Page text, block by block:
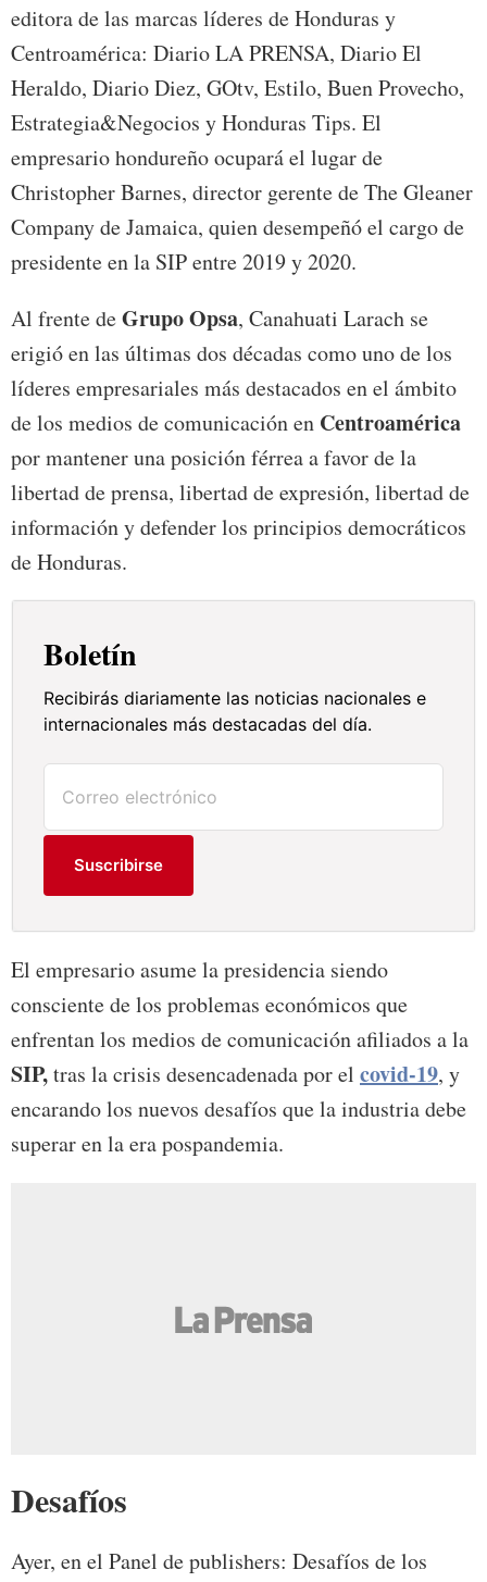
editora de las marcas líderes de Honduras y
Centroamérica: Diario LA PRENSA, Diario El
Heraldo, Diario Diez, GOtv, Estilo, Buen Provecho,
Estrategia&Negocios y Honduras Tips. El
empresario hondureño ocupará el lugar de
Christopher Barnes, director gerente de The Gleaner
Company de Jamaica, quien desempeñó el cargo de
presidente en la SIP entre 2019 y 2020.
Al frente deGrupo Opsa, Canahuati Larach se
erigió en las últimas dos décadas como uno de los
líderes empresariales más destacados en el ámbito
de los medios de comunicación en Centroamérica
por mantener una posición férrea a favor de la
libertad de prensa, libertad de expresión, libertad de
información y defender los principios democráticos
de Honduras.
Boletín
Recibirás diariamente las noticias nacionales e
internacionales más destacadas del día.
Suscribirse
El empresario asume la presidencia siendo
consciente de los problemas económicos que
enfrentan los medios de comunicación afiliados a la
SIP,tras la crisis desencadenada por el covid-19, y
encarando los nuevos desafíos que la industria debe
superar en la era pospandemia.
Desafíos
Ayer, en el Panel de publishers: Desafíos de los